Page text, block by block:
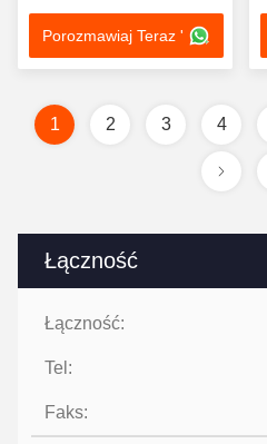
Łączność
Łączność:
Tel:
Faks:
mikronów z folii
poliestrowej do metalu
Porozmawiaj Teraz '
1 2 3 4